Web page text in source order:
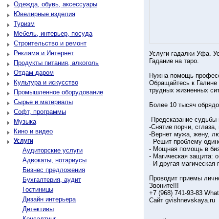
Одежда, обувь, аксессуары
Ювелирные изделия
Туризм
Мебель, интерьер, посуда
Строительство и ремонт
Реклама и Интернет
Продукты питания, алкоголь
Отдам даром
Культура и искусство
Промышленное оборудование
Сырье и материалы
Софт, программы
Музыка
Кино и видео
Услуги
Аудиторские услуги
Адвокаты, нотариусы
Бизнес предложения
Бухгалтерия, аудит
Гостиницы
Дизайн интерьера
Детективы
Услуги гадалки Уфа.
Гадание на таро.
Нужна помощь
Обращайтесь к Галине
трудных жизненных
Более 10 тысяч
-Предсказание
-Снятие порчи, сглаза,
-Вернет мужа, жену,
- Решит проблему
- Мощная помощь в
- Магическая защита:
- И другая
Проводит приемы
Звоните!!!
+7 (968) 741-93-83
Сайт gvishnevskaya.ru